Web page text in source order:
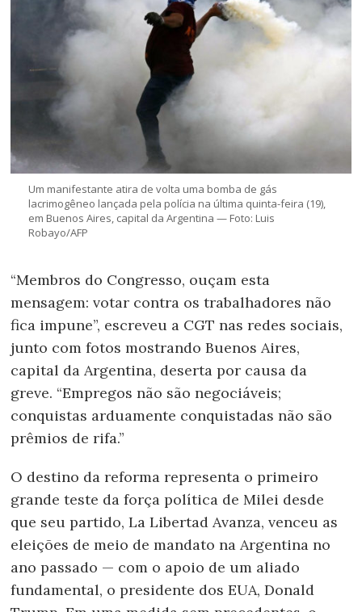
Um manifestante atira de volta uma bomba de gás
lacrimogêneo lançada pela polícia na última quinta-feira (19),
em Buenos Aires, capital da Argentina — Foto: Luis
Robayo/AFP
“Membros do Congresso, ouçam esta
mensagem: votar contra os trabalhadores não
fica impune”, escreveu a CGT nas redes sociais,
junto com fotos mostrando Buenos Aires,
capital da Argentina, deserta por causa da
greve. “Empregos não são negociáveis;
conquistas arduamente conquistadas não são
prêmios de rifa.”
O destino da reforma representa o primeiro
grande teste da força política de Milei desde
que seu partido, La Libertad Avanza, venceu as
eleições de meio de mandato na Argentina no
ano passado — com o apoio de um aliado
fundamental, o presidente dos EUA, Donald